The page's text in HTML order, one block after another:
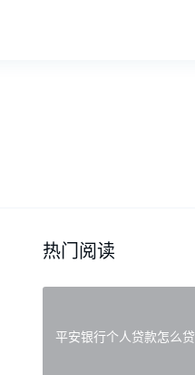
热门阅读
平安银行个人贷款怎么贷